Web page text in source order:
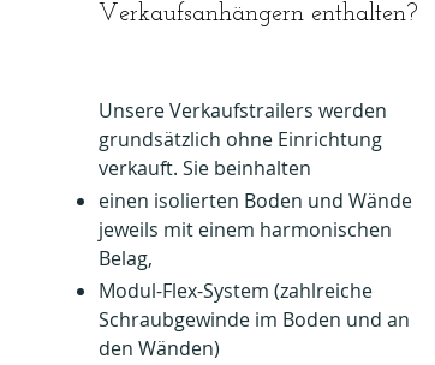
Verkaufsanhängern enthalten?
Unsere Verkaufstrailers werden
grundsätzlich ohne Einrichtung
verkauft. Sie beinhalten
einen isolierten Boden und Wände
jeweils mit einem harmonischen
Belag,
Modul-Flex-System (zahlreiche
Schraubgewinde im Boden und an
den Wänden)